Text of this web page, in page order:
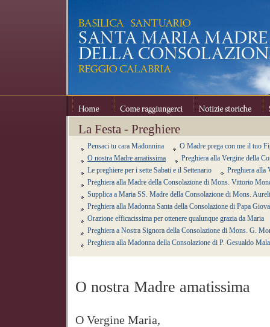
Home Come raggiungerci Notizie storiche
La Festa - Preghiere
Pensaci tu cara Madonnina
O Madre prega con me il tuo
O nostra Madre amatissima
Preghiera alla Vergine della
Le preghiere per i sette Sabati e il Settenario
Preghiera alla
Preghiera alla Madre della Consolazione di Mons. Vittorio
Supplica a Maria SS. Madre della Consolazione di Mons.
Preghiera alla Madonna Santa della Consolazione di Papa
Orazione efficacissima per ottenere qualunque grazia da Maria
Preghiera a Nostra Signora della Consolazione di Mons. G.
Preghiera alla Madonna della Consolazione di P. Gesualdo
O nostra Madre amatissima
O Vergine Maria,